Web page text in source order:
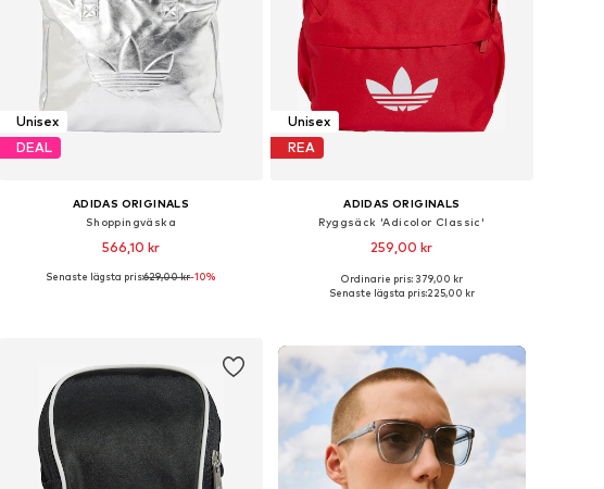
Unisex
DEAL
ADIDAS ORIGINALS
Shoppingväska
566,10 kr
Tillgängliga storlekar: One Size
Senaste lägsta pris:629,00 kr-10%
Unisex
REA
ADIDAS ORIGINALS
Ryggsäck 'Adicolor Classic'
259,00 kr
Tillgängliga storlekar: One Size
Ordinarie pris: 379,00 kr
Senaste lägsta pris:225,00 kr